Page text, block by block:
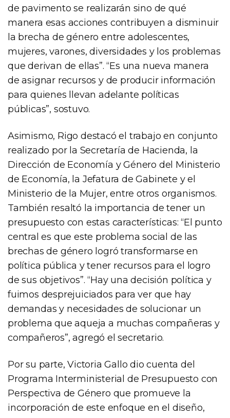
de pavimento se realizarán sino de qué
manera esas acciones contribuyen a disminuir
la brecha de género entre adolescentes,
mujeres, varones, diversidades y los problemas
que derivan de ellas”. “Es una nueva manera
de asignar recursos y de producir información
para quienes llevan adelante políticas
públicas”, sostuvo.
Asimismo, Rigo destacó el trabajo en conjunto
realizado por la Secretaría de Hacienda, la
Dirección de Economía y Género del Ministerio
de Economía, la Jefatura de Gabinete y el
Ministerio de la Mujer, entre otros organismos.
También resaltó la importancia de tener un
presupuesto con estas características: “El punto
central es que este problema social de las
brechas de género logró transformarse en
política pública y tener recursos para el logro
de sus objetivos”. “Hay una decisión política y
fuimos desprejuiciados para ver que hay
demandas y necesidades de solucionar un
problema que aqueja a muchas compañeras y
compañeros”, agregó el secretario.
Por su parte, Victoria Gallo dio cuenta del
Programa Interministerial de Presupuesto con
Perspectiva de Género que promueve la
incorporación de este enfoque en el diseño,